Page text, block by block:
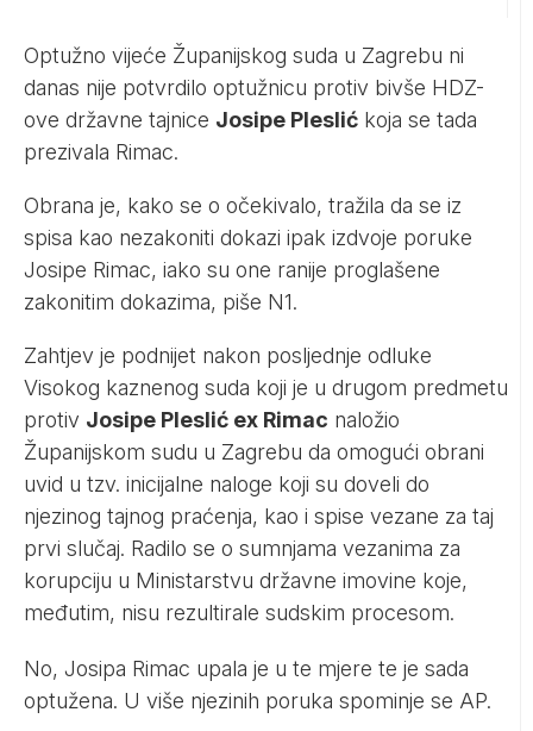
Optužno vijeće Županijskog suda u Zagrebu ni
danas nije potvrdilo optužnicu protiv bivše HDZ-
ove državne tajnice Josipe Pleslić koja se tada
prezivala Rimac.
Obrana je, kako se o očekivalo, tražila da se iz
spisa kao nezakoniti dokazi ipak izdvoje poruke
Josipe Rimac, iako su one ranije proglašene
zakonitim dokazima, piše N1.
Zahtjev je podnijet nakon posljednje odluke
Visokog kaznenog suda koji je u drugom predmetu
protiv Josipe Pleslić ex Rimac naložio
Županijskom sudu u Zagrebu da omogući obrani
uvid u tzv. inicijalne naloge koji su doveli do
njezinog tajnog praćenja, kao i spise vezane za taj
prvi slučaj. Radilo se o sumnjama vezanima za
korupciju u Ministarstvu državne imovine koje,
međutim, nisu rezultirale sudskim procesom.
No, Josipa Rimac upala je u te mjere te je sada
optužena. U više njezinih poruka spominje se AP.